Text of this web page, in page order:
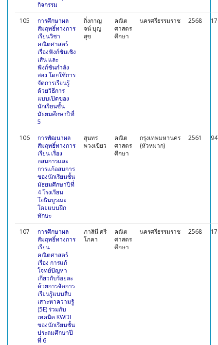
กิจกรรม
105
การศึกษาผล
สัมฤทธิ์ทางการ
เรียนวิชา
คณิตศาสตร์
เรื่องฟังก์ชันเชิง
เส้น และ
ฟังก์ชันกำลัง
สอง โดยใช้การ
จัดการเรียนรู้
ด้วยวิธีการ
แบบเปิดของ
นักเรียนชั้น
มัธยมศึกษาปีที่
5
กิ่งกาญ
จน์ บุญ
สุข
คณิต
ศาสตร
ศึกษา
นครศรีธรรมราช 2568
106
การพัฒนาผล
สัมฤทธิ์ทางการ
เรียน เรื่อง
อสมการและ
การแก้อสมการ
ของนักเรียนชั้น
มัธยมศึกษาปีที่
4 โรงเรียน
โยธินบูรณะ
โดยแบบฝึก
ทักษะ
สุนทร
พวงเขียว
คณิต
ศาสตร
ศึกษา
กรุงเทพมหานคร
(หัวหมาก)
2561
107
การศึกษาผล
สัมฤทธิ์ทางการ
เรียน
คณิตศาสตร์
เรื่อง การแก้
โจทย์ปัญหา
เกี่ยวกับร้อยละ
ด้วยการจัดการ
เรียนรู้แบบสืบ
เสาะหาความรู้
(5E) ร่วมกับ
เทคนิค KWDL
ของนักเรียนชั้น
ประถมศึกษาปี
ที่ 6
ภาสินี ศรี
โภคา
คณิต
ศาสตร
ศึกษา
นครศรีธรรมราช 2568